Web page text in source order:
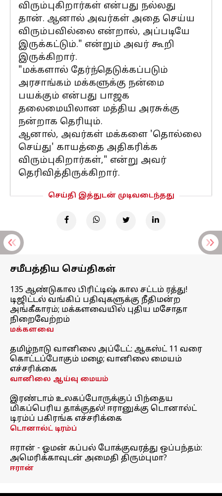
விரும்புகிறார்கள் என்பது நல்லது
தான். ஆனால் அவர்கள் அதை செய்ய
விரும்பவில்லை என்றால், அப்படியே
இருக்கட்டும்." என்றும் அவர் கூறி
இருக்கிறார்.
"மக்களால் தேர்ந்தெடுக்கப்படும்
அரசாங்கம் மக்களுக்கு நன்மை
பயக்கும் என்பது பாஜக
தலைமையிலான மத்திய அரசுக்கு
நன்றாக தெரியும்.
ஆனால், அவர்கள் மக்களை 'தொல்லை
செய்து' காயத்தை அதிகரிக்க
விரும்புகிறார்கள்," என்று அவர்
தெரிவித்திருக்கிறார்.
செய்தி இத்துடன் முடிவடைந்தது
சமீபத்திய செய்திகள்
135 ஆண்டுகால பிரிட்டிஷ் கால சட்டம் ரத்து!
டிஜிட்டல் வங்கிப் பதிவுகளுக்கு நீதிமன்ற
அங்கீகாரம்; மக்களவையில் புதிய மசோதா
நிறைவேற்றம்
மக்களவை
தமிழ்நாடு வானிலை அப்டேட்: ஆகஸ்ட் 11 வரை
கொட்டப்போகும் மழை; வானிலை மையம்
எச்சரிக்கை
வானிலை ஆய்வு மையம்
இரண்டாம் உலகப்போருக்குப் பிந்தைய
மிகப்பெரிய தாக்குதல்! ஈரானுக்கு டொனால்ட்
டிரம்ப் பகிரங்க எச்சரிக்கை
டொனால்ட் டிரம்ப்
ஈரான் - ஓமன் கப்பல் போக்குவரத்து ஒப்பந்தம்:
அமெரிக்காவுடன் அமைதி திரும்புமா?
ஈரான்